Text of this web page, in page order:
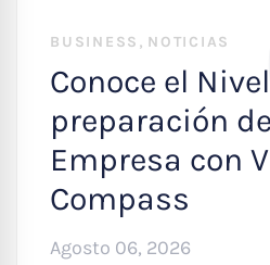
BUSINESS , NOTICIAS
Conoce el
preparación
Empresa con
Compass
Agosto 06, 2026